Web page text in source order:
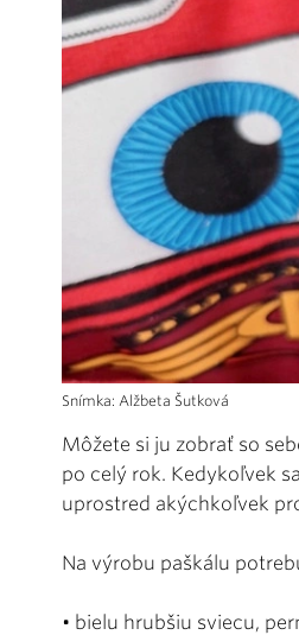
Snímka: Alžbeta Šutková
Môžete si ju zobrať so
po celý rok. Kedykoľvek
uprostred akýchkoľvek
Na výrobu paškálu
• bielu hrubšiu sviecu,